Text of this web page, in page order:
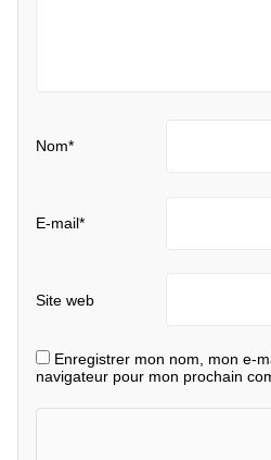
Nom*
E-mail*
Site web
Enregistrer mon nom, mon e-
navigateur pour mon prochain